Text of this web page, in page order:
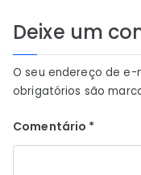
Deixe um
O seu endereço de e-
obrigatórios são
Comentário *